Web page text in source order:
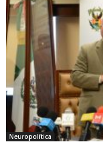
Neuropolítica